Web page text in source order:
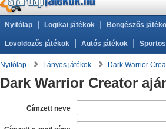
Nyitólap Logikai játékok Böngészős
Lövöldözős játékok Autós játékok
Nyitólap Lányos játékok Dark Warrior
Dark Warrior Creator
Címzett neve